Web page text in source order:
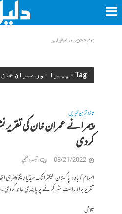
ہوم<<پیمرا اور عمران خان
Tag - پیمرا اور عمران خان
تازہ ترین خبریں
پیمرا نے عمران خان کی تقریر
کردی
08/21/2022 تبصرہ لکھیے
اسلام آباد: پاکستان الیکٹرانک میڈیا ریگولیٹری
تقریر براہ راست نشر کرنے پر پابندی عائد
تلاش